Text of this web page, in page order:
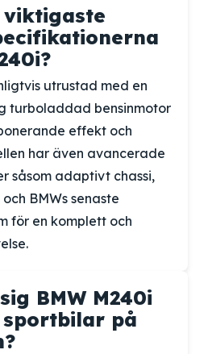
utrustad med en
turboladdad bensinmotor
effekt och
har även avancerade
såsom adaptivt chassi,
BMWs senaste
för en komplett och
BMW M240i
på